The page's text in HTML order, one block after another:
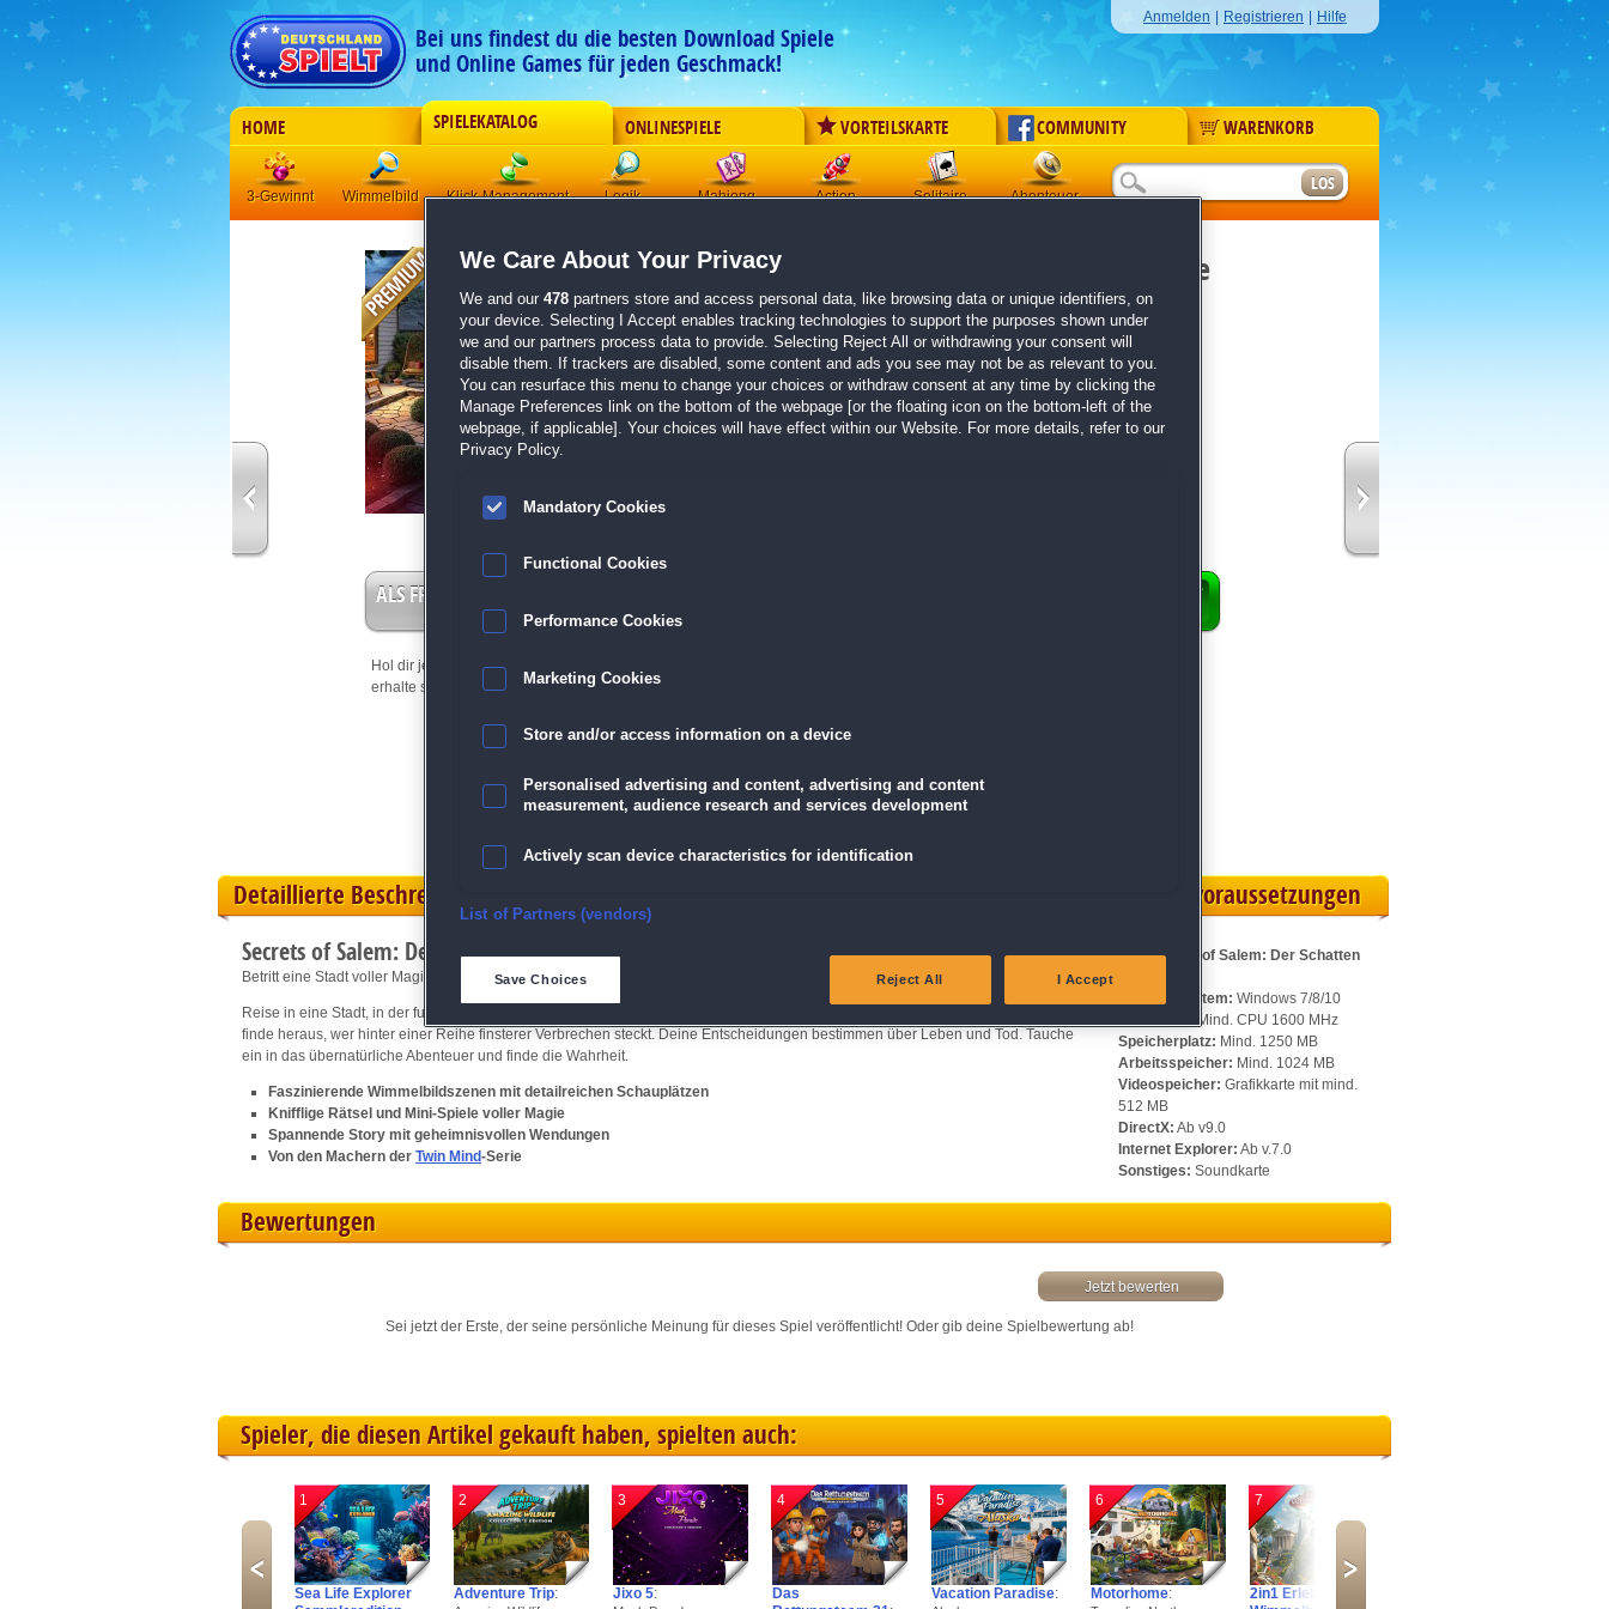
Bei uns findest du die besten Download Spiele
und Online Games für jeden Geschmack!
Anmelden Registrieren Hilfe
HOME SPIELEKATALOG ONLINESPIELE VORTEILSKARTE COMMUNITY WARENKORB
3-Gewinnt Wimmelbild Klick-Management Logik Mahjong Action Solitaire Abenteuer
Secrets of Salem: Der Schatten der Hexe
Originaltitel:Secrets of Salem: Shadow of the Witch
Entwickler: Domini Games
von 1 Mitglied
Wimmelbild | Größe: 665.5 MB
ALS FREISPIEL EINLÖSEN
Hol dir jetzt deineVorteilskarte
erhalte sofort bis zu 15 Freispiele!
erhältlich
mit Bonuskapitel und tollen Extras!
Detaillierte Beschreibung
Secrets of Salem: Der Schatten der Hexe
Betritt eine Stadt voller Magie und dunkler Geheimnisse!
Reise in eine Stadt, in der funkelnde Lichter tiefe Schatten verbergen. Entdecke verborgene Magie, löse mysteriöse Rätsel und
finde heraus, wer hinter einer Reihe finsterer Verbrechen steckt. Deine Entscheidungen bestimmen über Leben und Tod. Tauche
ein in das übernatürliche Abenteuer und finde die Wahrheit.
Faszinierende Wimmelbildszenen mit detailreichen Schauplätzen
Knifflige Rätsel und Mini-Spiele voller Magie
Spannende Story mit geheimnisvollen Wendungen
Von den Machern der Twin Mind-Serie
Systemvoraussetzungen
Für Secrets of Salem: Der Schatten
Betriebssystem: Windows 7/8/10
Mind. CPU 1600 MHz
Speicherplatz: Mind. 1250 MB
Arbeitsspeicher: Mind. 1024 MB
Videospeicher: Grafikkarte mit mind.
512 MB
DirectX: Ab v9.0
Internet Explorer: Ab v.7.0
Sonstiges: Soundkarte
Bewertungen
Jetzt bewerten
Sei jetzt der Erste, der seine persönliche Meinung für dieses Spiel veröffentlicht! Oder gib deine Spielbewertung ab!
Spieler, die diesen Artikel gekauft haben, spielten auch:
1
Sea Life Explorer
2
Adventure Trip:
3
Jixo 5:
4
Das
5
Vacation Paradise:
6
Motorhome:
7
2in1 Erlebnis
We Care About Your Privacy
We and our 478 partners store and access personal data, like browsing data or unique identifiers, on
your device. Selecting I Accept enables tracking technologies to support the purposes shown under
we and our partners process data to provide. Selecting Reject All or withdrawing your consent will
disable them. If trackers are disabled, some content and ads you see may not be as relevant to you.
You can resurface this menu to change your choices or withdraw consent at any time by clicking the
Manage Preferences link on the bottom of the webpage [or the floating icon on the bottom-left of the
webpage, if applicable]. Your choices will have effect within our Website. For more details, refer to our
Privacy Policy.
Mandatory Cookies
Functional Cookies
Performance Cookies
Marketing Cookies
Store and/or access information on a device
Personalised advertising and content, advertising and content
measurement, audience research and services development
Actively scan device characteristics for identification
Ensure security, prevent and detect fraud, and fix errors
Match and combine data from other data sources
Link different devices
Identify devices based on information transmitted automatically
Save and communicate privacy choices
List of Partners (vendors)
Save Choices Reject All I Accept